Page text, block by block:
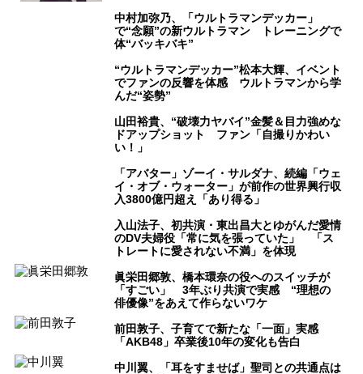
中村加弥乃、「ウルトラマンデッカー」
で“念願”の新ウルトラマン トレーニングで
体“バッキバキ”
“ウルトラマンデッカー”松本大輝、イベント
でファンの反響を体感 ウルトラマンから学
んだ“姿勢”
山田裕貴、“破壊力ヤバイ”金髪＆目力強めな
ドアップショット ファン「自撮りかわい
い！」
「アバター」ゾーイ・サルダナ、続編「ウェ
イ・オブ・ウォーター」が前作の世界興行収
入3800億円超え「あり得る」
入山法子、初共演・東出昌大とゆがんだ愛情
のDV夫婦役「常に気を張っていた」 「ス
トレートに愛されない不満」を体現
眞栄田郷敦、橋本環奈の役へのスイッチが
「すごい」 3年ぶり共演で実感 “理想の
俳優像”をあえて作らないワケ
前田敦子、子育てで新たな「一面」実感
「AKB48」卒業後10年の変化も告白
中川翼、「耳をすませば」聖司との共通点は